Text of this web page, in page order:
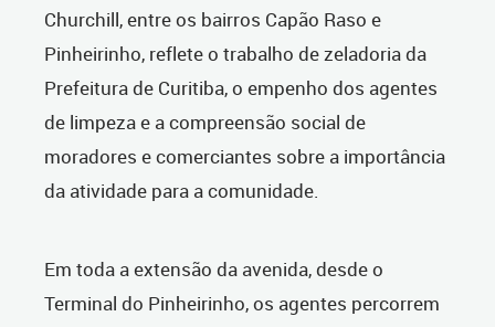
Churchill, entre os bairros Capão Raso e
Pinheirinho, reflete o trabalho de zeladoria da
Prefeitura de Curitiba, o empenho dos agentes
de limpeza e a compreensão social de
moradores e comerciantes sobre a importância
da atividade para a comunidade.
Em toda a extensão da avenida, desde o
Terminal do Pinheirinho, os agentes percorrem